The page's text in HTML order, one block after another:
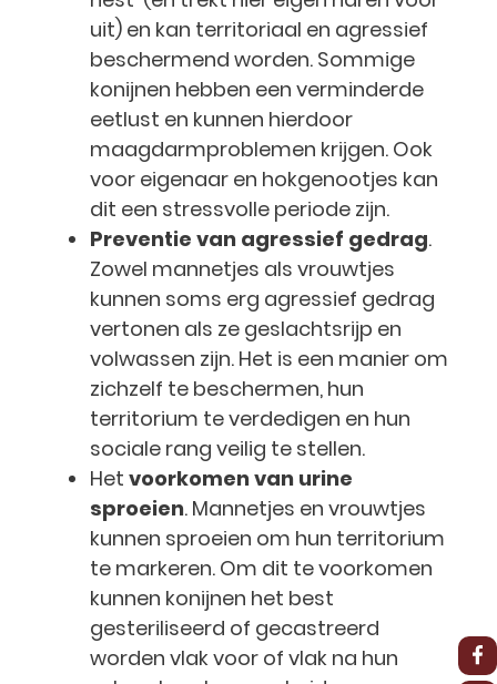
uit) en kan territoriaal en agressief
beschermend worden. Sommige
konijnen hebben een verminderde
eetlust en kunnen hierdoor
maagdarmproblemen krijgen. Ook
voor eigenaar en hokgenootjes kan
dit een stressvolle periode zijn.
Preventie van agressief gedrag.
Zowel mannetjes als vrouwtjes
kunnen soms erg agressief gedrag
vertonen als ze geslachtsrijp en
volwassen zijn. Het is een manier om
zichzelf te beschermen, hun
territorium te verdedigen en hun
sociale rang veilig te stellen.
Het voorkomen van urine
sproeien. Mannetjes en vrouwtjes
kunnen sproeien om hun territorium
te markeren. Om dit te voorkomen
kunnen konijnen het best
gesteriliseerd of gecastreerd
worden vlak voor of vlak na hun